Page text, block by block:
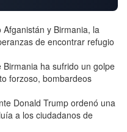
y Birmania, la
de encontrar refugio
ha sufrido un golpe
forzoso, bombardeos
Donald Trump ordenó una
a los ciudadanos de